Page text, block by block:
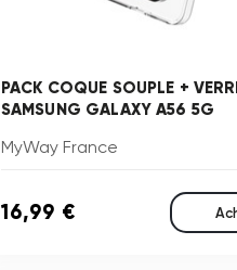
PACK COQUE SOUPLE +
SAMSUNG GALAXY A56 5G
MyWay France
16,99 €